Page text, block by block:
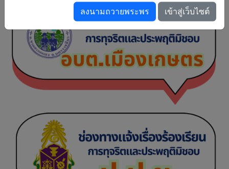
ลงนามถวายพระพร เข้าสู่เว็บไซต์